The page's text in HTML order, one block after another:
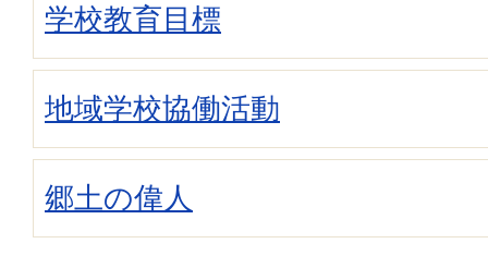
学校教育目標
地域学校協働活動
郷土の偉人